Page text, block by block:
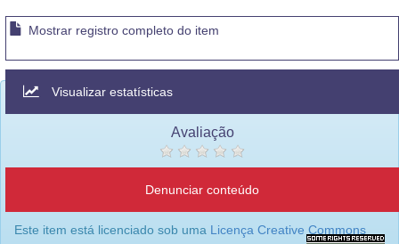
Mostrar registro completo do item
Visualizar estatísticas
Avaliação
Denunciar conteúdo
Este item está licenciado sob uma Licença Creative Commons